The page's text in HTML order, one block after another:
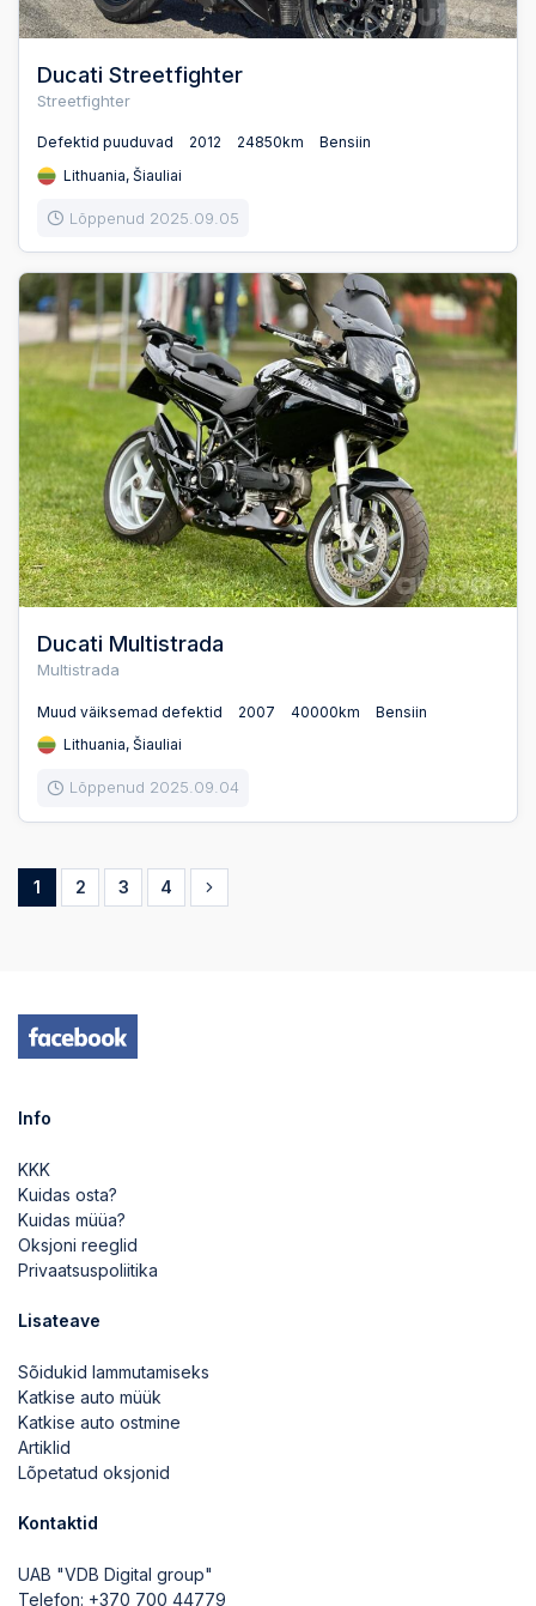
Ducati Streetfighter
Streetfighter
Defektid puuduvad 2012 24850km
Bensiin
Lithuania, Šiauliai
Lõppenud 2025.09.05
Ducati Multistrada
Multistrada
Muud väiksemad defektid 2007 40000km
Bensiin
Lithuania, Šiauliai
Lõppenud 2025.09.04
1 2 3 4
Info
KKK
Kuidas osta?
Kuidas müüa?
Oksjoni reeglid
Privaatsuspoliitika
Lisateave
Sõidukid lammutamiseks
Katkise auto müük
Katkise auto ostmine
Artiklid
Lõpetatud oksjonid
Kontaktid
UAB "VDB Digital group"
Telefon: +370 700 44779